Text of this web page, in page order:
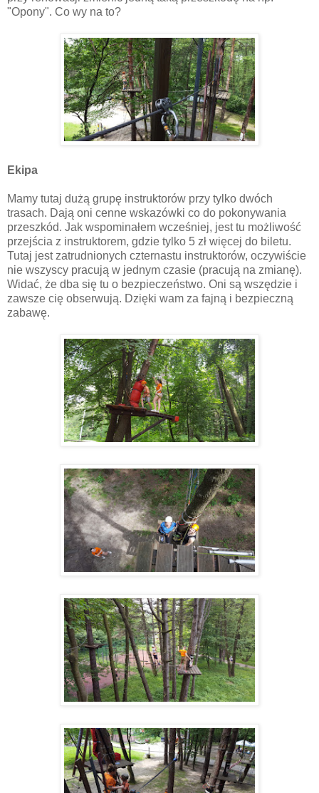
"Opony". Co wy na to?
Ekipa
Mamy tutaj dużą grupę instruktorów przy tylko dwóch
trasach. Dają oni cenne wskazówki co do pokonywania
przeszkód. Jak wspominałem wcześniej, jest tu możliwość
przejścia z instruktorem, gdzie tylko 5 zł więcej do biletu.
Tutaj jest zatrudnionych czternastu instruktorów, oczywiście
nie wszyscy pracują w jednym czasie (pracują na zmianę).
Widać, że dba się tu o bezpieczeństwo. Oni są wszędzie i
zawsze cię obserwują. Dzięki wam za fajną i bezpieczną
zabawę.